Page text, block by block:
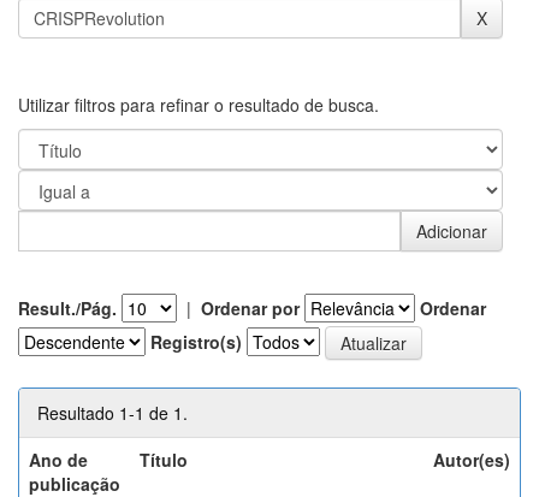
Utilizar filtros para refinar o resultado de busca.
Result./Pág. | Ordenar por
Ordenar
Registro(s)
Resultado 1-1 de 1.
Ano de
publicação
Título Autor(es)